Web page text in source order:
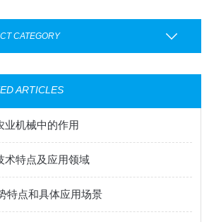
CATEGORY
ARTICLES
业机械中的作用
术特点及应用领域
特点和具体应用场景